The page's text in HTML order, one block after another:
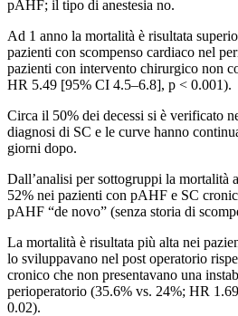
pAHF; il tipo di anestesia no.
Ad 1 anno la mortalità è risultata
pazienti con scompenso cardiaco nel
pazienti con intervento chirurgico non
HR 5.49 [95% CI 4.5–6.8], p < 0.001).
Circa il 50% dei decessi si è verificato
diagnosi di SC e le curve hanno
giorni dopo.
Dall’analisi per sottogruppi la mortalità
52% nei pazienti con pAHF e SC
pAHF “de novo” (senza storia di
La mortalità è risultata più alta nei
lo sviluppavano nel post operatorio
cronico che non presentavano una
perioperatorio (35.6% vs. 24%; HR
0.02).